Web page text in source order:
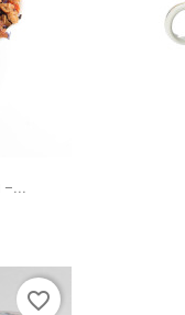
favorite_border